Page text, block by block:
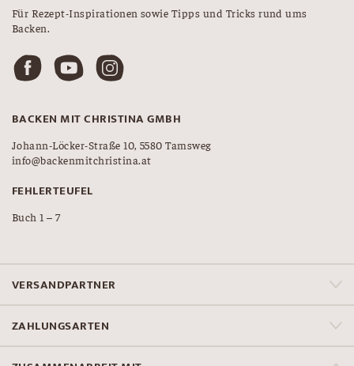
Für Rezept-Inspirationen sowie Tipps und Tricks rund ums
Backen.
BACKEN MIT CHRISTINA GMBH
Johann-Löcker-Straße 10, 5580 Tamsweg
info@backenmitchristina.at
FEHLERTEUFEL
Buch 1 – 7
VERSANDPARTNER
ZAHLUNGSARTEN